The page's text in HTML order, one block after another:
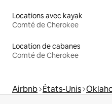
Locations avec kayak
Comté de Cherokee
Location de cabanes
Comté de Cherokee
Airbnb États-Unis